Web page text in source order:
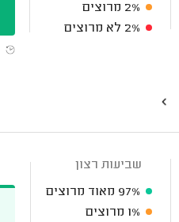
2% מרוצים
2% לא מרוצים
שביעות רצון
97% מאוד מרוצים
1% מרוצים